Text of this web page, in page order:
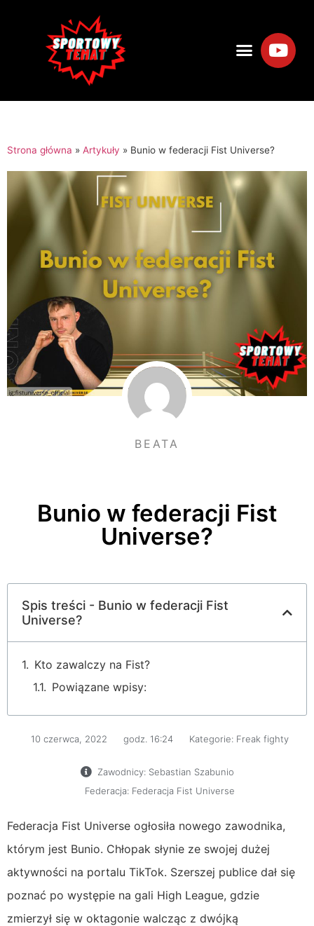
Strona główna » Artykuły » Bunio w federacji Fist Universe?
BEATA
Bunio w federacji Fist
Universe?
Spis treści - Bunio w federacji Fist
Universe?
Kto zawalczy na Fist?
Powiązane wpisy:
10 czerwca, 2022 godz. 16:24 Kategorie: Freak fighty
Zawodnicy: Sebastian Szabunio
Federacja: Federacja Fist Universe
Federacja Fist Universe ogłosiła nowego zawodnika,
którym jest Bunio. Chłopak słynie ze swojej dużej
aktywności na portalu TikTok. Szerszej publice dał się
poznać po występie na gali High League, gdzie
zmierzył się w oktagonie walcząc z dwójką